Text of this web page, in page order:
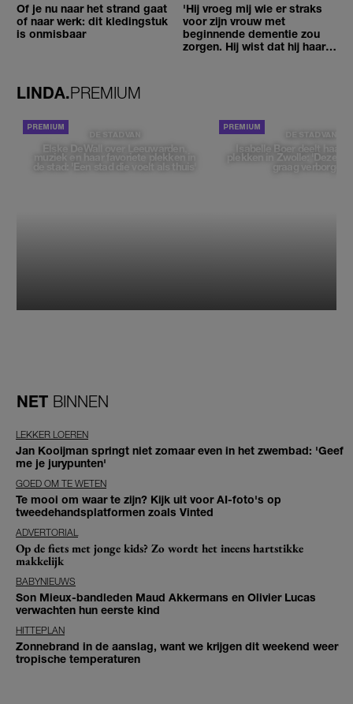
Of je nu naar het strand gaat
of naar werk: dit kledingstuk
is onmisbaar
'Hij vroeg mij wie er straks
voor zijn vrouw met
beginnende dementie zou
zorgen. Hij wist dat hij haar
LINDA.PREMIUM
DE STAD VAN
Elske DeWall over Leeuwarden,
muziek en haar favoriete plekken in
de stad: 'Een stad die voelt als thuis'
DE STAD VAN
Isabelle Boer deelt haar
plekken in Zwolle: 'Deze
graag verborgen'
NET BINNEN
LEKKER LOEREN
Jan Kooijman springt niet zomaar even in het zwembad: 'Geef
me je jurypunten'
GOED OM TE WETEN
Te mooi om waar te zijn? Kijk uit voor AI-foto's op
tweedehandsplatformen zoals Vinted
ADVERTORIAL
Op de fiets met jonge kids? Zo wordt het ineens hartstikke
makkelijk
BABYNIEUWS
Son Mieux-bandleden Maud Akkermans en Olivier Lucas
verwachten hun eerste kind
HITTEPLAN
Zonnebrand in de aanslag, want we krijgen dit weekend weer
tropische temperaturen